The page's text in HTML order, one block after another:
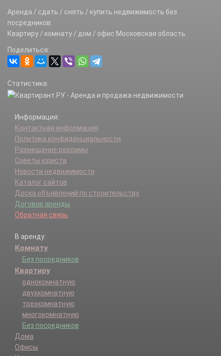
Аренда / сдать / снять / купить недвижимость без
посредников.
Квартиру / комнату / дом / офис Московская область
Поделиться:
Статистика:
Информация:
Контактная информация
Политика конфиденциальности
Размещение рекламы
Советы юриста
Новости недвижимости
Каталог сайтов
Доска объявлений по строительству
Договор аренды
Обратная связь
В аренду:
Комнату
Без посредников
Квартиру
однокомнатную
двухкомнатную
трехкомнатную
многокомнатную
Без посредников
Дома
Офисы